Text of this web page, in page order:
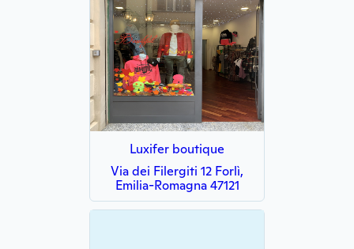
Luxifer boutique
Via dei Filergiti 12 Forlì,
Emilia-Romagna 47121